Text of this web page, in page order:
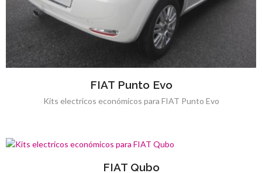
FIAT Punto Evo
Kits electricos económicos para FIAT Punto Evo
FIAT Qubo